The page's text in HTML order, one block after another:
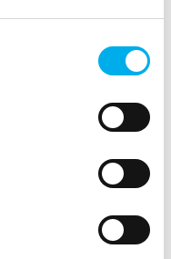
a bezpečnost.
funkce
Data Domain je
obnovitelnost